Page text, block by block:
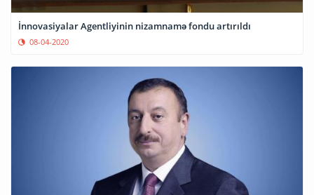
İnnovasiyalar Agentliyinin nizamnamə fondu artırıldı
08-04-2020